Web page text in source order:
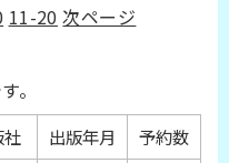
11-20 次ページ
。
社 出版年月 予約数